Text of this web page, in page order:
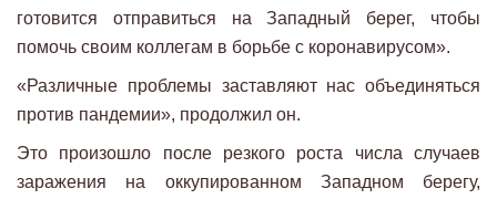
готовится отправиться на Западный берег, чтобы
помочь своим коллегам в борьбе с коронавирусом».
«Различные проблемы заставляют нас объединяться
против пандемии», продолжил он.
Это произошло после резкого роста числа случаев
заражения на оккупированном Западном берегу,